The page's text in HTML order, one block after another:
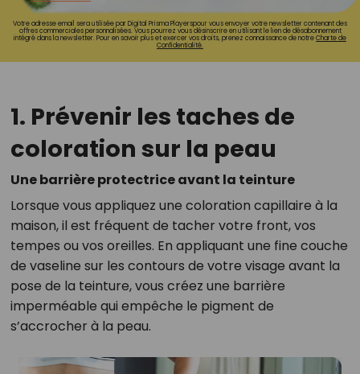
Votre adresse email sera utilisée par Digital Prisma Playerspour vous envoyer votre newsletter contenant des
offres commerciales personnalisées. Vous pourrez vous désinscrire en utilisant le lien de désabonnement
intégré dans la newsletter. Pour en savoir plus et exercer vos droits, prenez connaissance de notreCharte de
Confidentialité.
1. Prévenir les taches de
coloration sur la peau
Une barrière protectrice avant la teinture
Lorsque vous appliquez une coloration capillaire à la
maison, il est fréquent de tacher votre front, vos
tempes ou vos oreilles. En appliquant une fine couche
de vaseline sur les contours de votre visage avant la
pose de la teinture, vous créez une barrière
imperméable qui empêche le pigment de
s’accrocher à la peau.